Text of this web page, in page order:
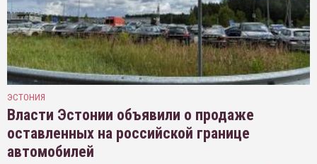
ЭСТОНИЯ
Власти Эстонии объявили о продаже
оставленных на российской границе
автомобилей